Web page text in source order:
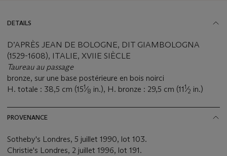
DETAILS
D’APRÈS JEAN DE BOLOGNE, DIT GIAMBOLOGNA
(1529-1608), ITALIE, XVIIE SIÈCLE
Taureau au passage
bronze, sur une base postérieure en bois noirci
H. totale : 38,5 cm (151⁄8 in.), H. bronze : 29,5 cm (111⁄2 in.)
PROVENANCE
Sotheby's Londres, 5 juillet 1990, lot 103.
Christie's Londres, 2 juillet 1996, lot 191.